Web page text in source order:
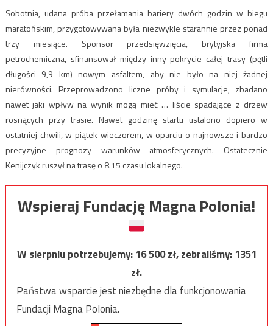
Sobotnia, udana próba przełamania bariery dwóch godzin w biegu
maratońskim, przygotowywana była niezwykle starannie przez ponad
trzy miesiące. Sponsor przedsięwzięcia, brytyjska firma
petrochemiczna, sfinansował między inny pokrycie całej trasy (pętli
długości 9,9 km) nowym asfaltem, aby nie było na niej żadnej
nierówności. Przeprowadzono liczne próby i symulacje, zbadano
nawet jaki wpływ na wynik mogą mieć … liście spadające z drzew
rosnących przy trasie. Nawet godzinę startu ustalono dopiero w
ostatniej chwili, w piątek wieczorem, w oparciu o najnowsze i bardzo
precyzyjne prognozy warunków atmosferycznych. Ostatecznie
Kenijczyk ruszył na trasę o 8.15 czasu lokalnego.
Wspieraj Fundację Magna Polonia!
W sierpniu potrzebujemy:16 500zł, zebraliśmy:1351
zł.
Państwa wsparcie jest niezbędne dla funkcjonowania
Fundacji Magna Polonia.